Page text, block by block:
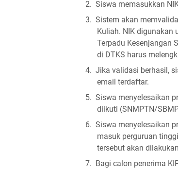
2. Siswa memasukkan
3. Sistem akan
Kuliah. NIK digunakan
Terpadu Kesenjangan
di DTKS harus
4. Jika validasi berhasil,
email terdaftar.
5. Siswa menyelesaikan
diikuti (SNMPTN/
6. Siswa menyelesaikan
masuk perguruan
tersebut akan
7. Bagi calon penerima